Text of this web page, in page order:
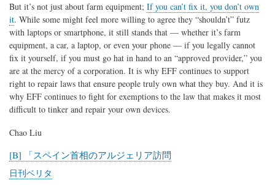
But it’s not just about farm equipment; If you can’t fix it, you don’t own
it. While some might feel more willing to agree they “shouldn’t” futz
with laptops or smartphone, it still stands that — whether it’s farm
equipment, a car, a laptop, or even your phone — if you legally cannot
fix it yourself, if you must go hat in hand to an “approved provider,” you
are at the mercy of a corporation. It is why EFF continues to support
right to repair laws that ensure people truly own what they buy. And it is
why EFF continues to fight for exemptions to the law that makes it most
difficult to tinker and repair your own devices.
Chao Liu
[B] 「スペイン首相のアルジェリア訪問
日刊ベリタ